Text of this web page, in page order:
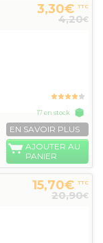
3,30€ TTC
4,20€
17 en stock
EN SAVOIR PLUS
AJOUTER AU
PANIER
15,70€ TTC
20,90€